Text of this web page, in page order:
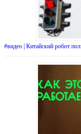
#видео | Китайский робот